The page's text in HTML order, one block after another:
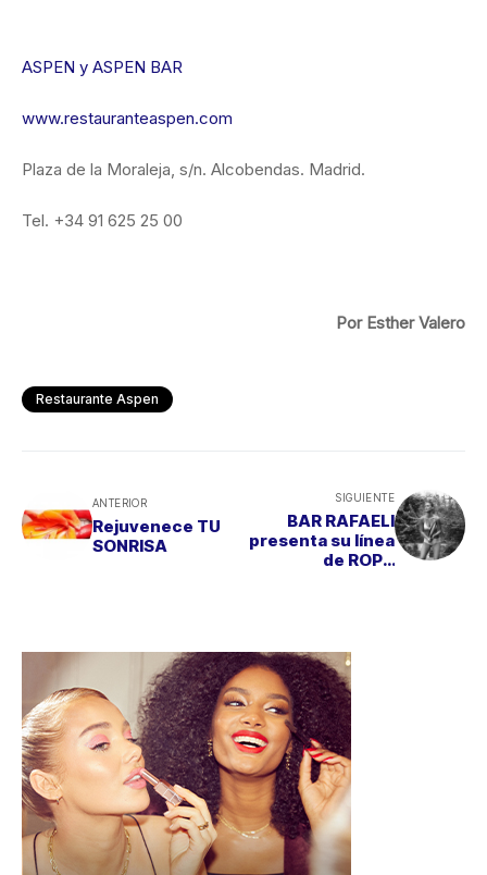
ASPEN y ASPEN BAR
www.restauranteaspen.com
Plaza de la Moraleja, s/n. Alcobendas. Madrid.
Tel. +34 91 625 25 00
Por Esther Valero
Restaurante Aspen
ANTERIOR
Rejuvenece TU
SONRISA
SIGUIENTE
BAR RAFAELI
presenta su línea
de ROPA